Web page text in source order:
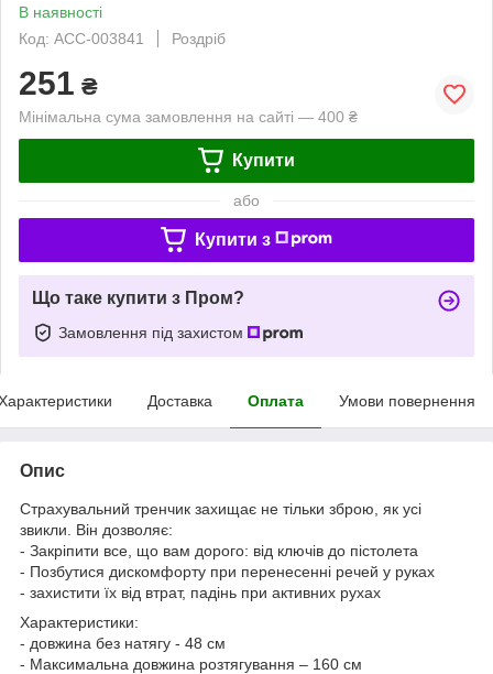
В наявності
Код: ACC-003841
Роздріб
251 ₴
Мінімальна сума замовлення на сайті — 400 ₴
Купити
або
Купити з
Що таке купити з Пром?
Замовлення під захистом
Доставка Оплата Умови повернення
Опис
Страхувальний тренчик захищає не тільки зброю, як усі
звикли. Він дозволяє:
- Закріпити все, що вам дорого: від ключів до пістолета
- Позбутися дискомфорту при перенесенні речей у руках
- захистити їх від втрат, падінь при активних рухах
Характеристики:
- довжина без натягу - 48 см
- Максимальна довжина розтягування – 160 см